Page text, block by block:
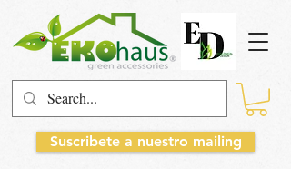
Suscribete a nuestro mailing